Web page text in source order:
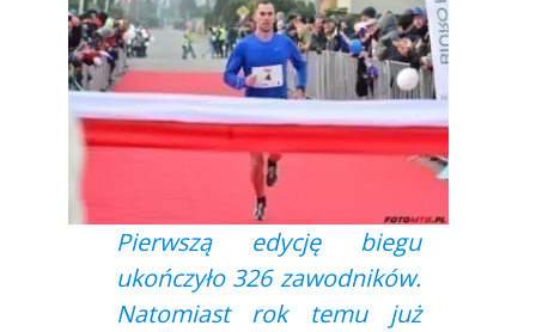
Pierwszą edycję biegu
ukończyło 326 zawodników.
Natomiast rok temu już